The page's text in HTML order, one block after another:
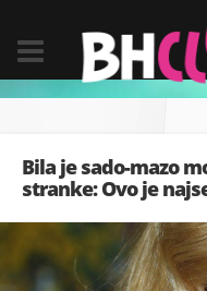
Bila je sado-mazo
stranke: Ovo je